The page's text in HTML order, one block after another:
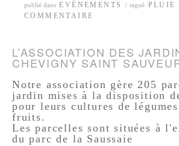
publié dans EVÈNEMENTS tagué PLUIE
COMMENTAIRE
L’ASSOCIATION DES
CHEVIGNY SAINT
Notre association gère 205
jardin mises à la disposition
pour leurs cultures de
fruits.
Les parcelles sont situées à
du parc de la Saussaie